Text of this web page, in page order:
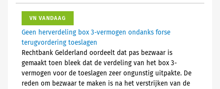
VN VANDAAG
Geen herverdeling box 3-vermogen ondanks forse
terugvordering toeslagen
Rechtbank Gelderland oordeelt dat pas bezwaar is
gemaakt toen bleek dat de verdeling van het box 3-
vermogen voor de toeslagen zeer ongunstig uitpakte. De
reden om bezwaar te maken is na het verstrijken van de